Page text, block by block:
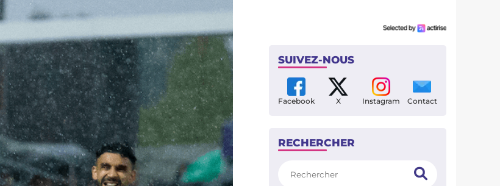
SUIVEZ-NOUS
Facebook X Instagram Contact
RECHERCHER